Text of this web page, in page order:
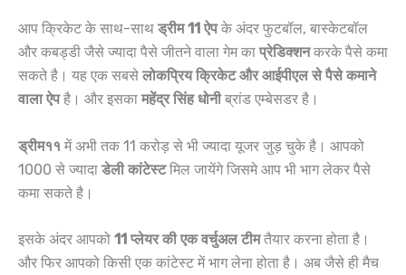
आप क्रिकेट के साथ-साथ ड्रीम 11 ऐपके अंदर फुटबॉल, बास्केटबॉल
और कबड्डी जैसे ज्यादा पैसे जीतने वाला गेम का प्रेडिक्शनकरके पैसे कमा
सकते है। यह एक सबसे लोकप्रिय क्रिकेट और आईपीएल से पैसे कमाने
वाला ऐपहै। और इसका महेंद्र सिंह धोनीब्रांड एम्बेसडर है।
ड्रीम११ में अभी तक 11 करोड़ से भी ज्यादा यूजर जुड़ चुके है। आपको
1000 से ज्यादा डेली कांटेस्टमिल जायेंगे जिसमे आप भी भाग लेकर पैसे
कमा सकते है।
इसके अंदर आपको 11 प्लेयर की एक वर्चुअल टीमतैयार करना होता है।
और फिर आपको किसी एक कांटेस्ट में भाग लेना होता है। अब जैसे ही मैच